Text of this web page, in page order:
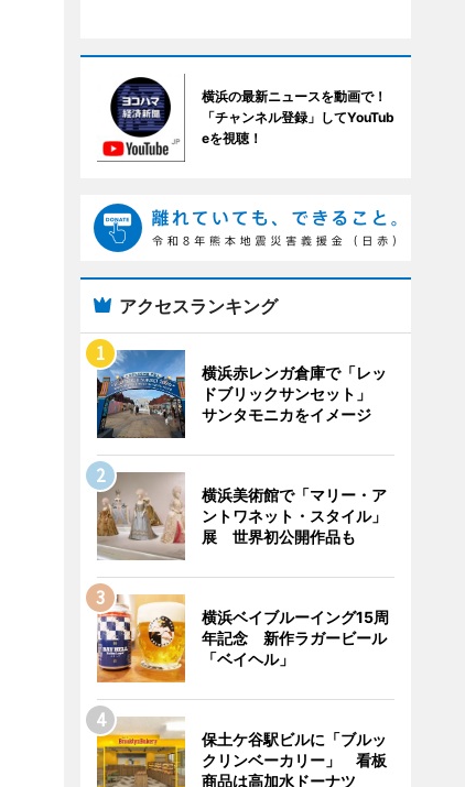
横浜の最新ニュースを動画で！
「チャンネル登録」してYouTub
eを視聴！
アクセスランキング
横浜赤レンガ倉庫で「レッ
ドブリックサンセット」
サンタモニカをイメージ
横浜美術館で「マリー・ア
ントワネット・スタイル」
展 世界初公開作品も
横浜ベイブルーイング15周
年記念 新作ラガービール
「ベイヘル」
保土ケ谷駅ビルに「ブルッ
クリンベーカリー」 看板
商品は高加水ドーナツ